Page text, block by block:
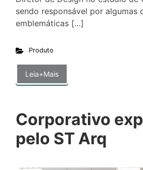
sendo responsável por algumas
emblemáticas […]
Produto
Leia+Mais
Corporativo
pelo ST Arq